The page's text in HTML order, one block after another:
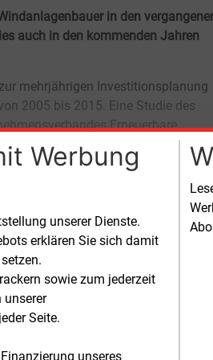
Werbung
unserer Dienste.
erklären Sie sich damit
sowie zum jederzeit
unserer
Seite.
unseres
in den
auch in den kommenden Jahren
kommt zu dem Erg